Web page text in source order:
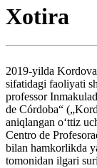
Xotira
2019-yilda
sifatidagi faoliyati
professor
de Córdoba“
aniqlangan oʻttiz
Centro de
bilan hamkorlikda
tomonidan ilgari